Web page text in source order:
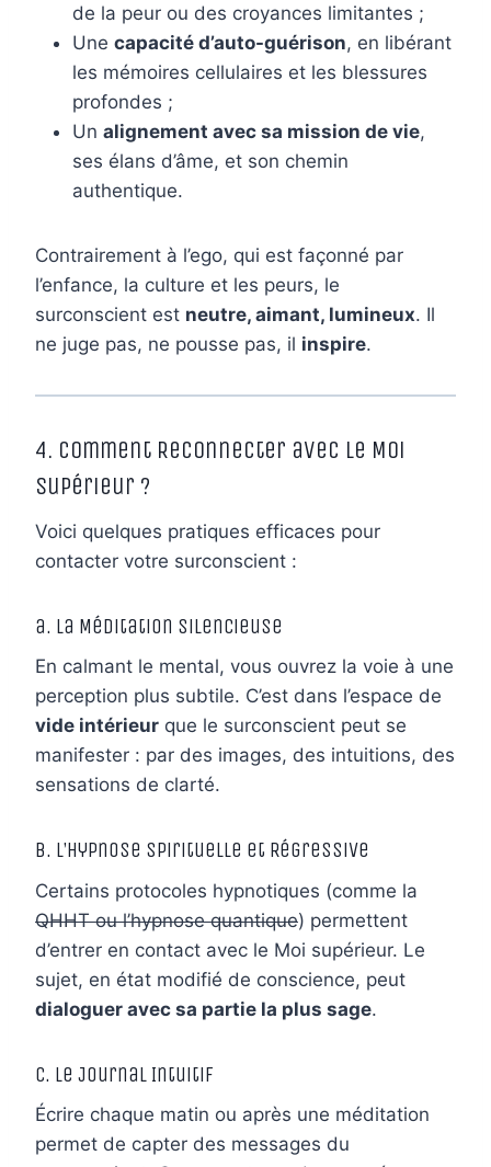
de la peur ou des croyances limitantes ;
Une capacité d’auto-guérison, en libérant
les mémoires cellulaires et les blessures
profondes ;
Un alignement avec sa mission de vie,
ses élans d’âme, et son chemin
authentique.
Contrairement à l’ego, qui est façonné par
l’enfance, la culture et les peurs, le
surconscient est neutre, aimant, lumineux. Il
ne juge pas, ne pousse pas, il inspire.
4. Comment Reconnecter avec le Moi
Supérieur ?
Voici quelques pratiques efficaces pour
contacter votre surconscient :
a. La Méditation Silencieuse
En calmant le mental, vous ouvrez la voie à une
perception plus subtile. C’est dans l’espace de
vide intérieur que le surconscient peut se
manifester : par des images, des intuitions, des
sensations de clarté.
b. L’Hypnose Spirituelle et Régressive
Certains protocoles hypnotiques (comme la
QHHT ou l’hypnose quantique) permettent
d’entrer en contact avec le Moi supérieur. Le
sujet, en état modifié de conscience, peut
dialoguer avec sa partie la plus sage.
c. Le Journal Intuitif
Écrire chaque matin ou après une méditation
permet de capter des messages du